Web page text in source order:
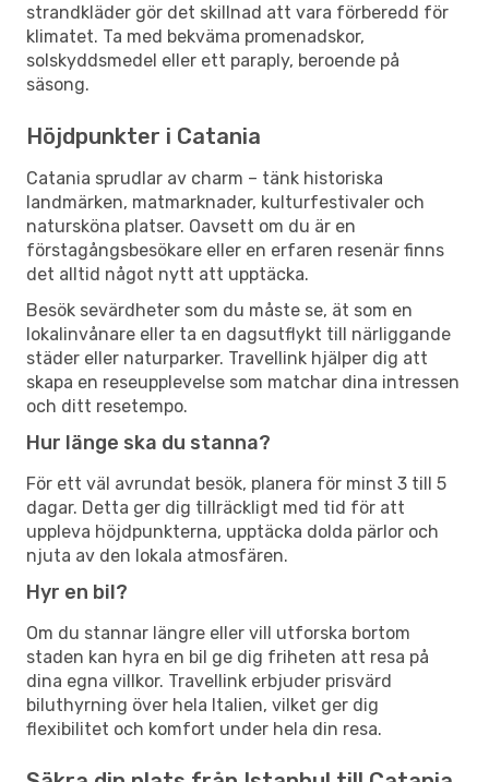
strandkläder gör det skillnad att vara förberedd för
klimatet. Ta med bekväma promenadskor,
solskyddsmedel eller ett paraply, beroende på
säsong.
Höjdpunkter i Catania
Catania sprudlar av charm – tänk historiska
landmärken, matmarknader, kulturfestivaler och
natursköna platser. Oavsett om du är en
förstagångsbesökare eller en erfaren resenär finns
det alltid något nytt att upptäcka.
Besök sevärdheter som du måste se, ät som en
lokalinvånare eller ta en dagsutflykt till närliggande
städer eller naturparker. Travellink hjälper dig att
skapa en reseupplevelse som matchar dina intressen
och ditt resetempo.
Hur länge ska du stanna?
För ett väl avrundat besök, planera för minst 3 till 5
dagar. Detta ger dig tillräckligt med tid för att
uppleva höjdpunkterna, upptäcka dolda pärlor och
njuta av den lokala atmosfären.
Hyr en bil?
Om du stannar längre eller vill utforska bortom
staden kan hyra en bil ge dig friheten att resa på
dina egna villkor. Travellink erbjuder prisvärd
biluthyrning över hela Italien, vilket ger dig
flexibilitet och komfort under hela din resa.